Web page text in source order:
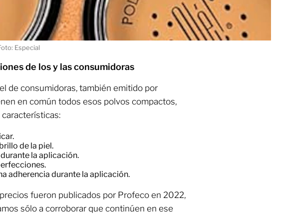
Especial
de los y las consumidoras
de consumidoras, también emitido por
en común todos esos polvos compactos,
de la piel.
la aplicación.
adherencia durante la aplicación.
fueron publicados por Profeco en 2022,
sólo a corroborar que continúen en ese